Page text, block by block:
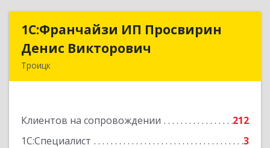
1C:Франчайзи ИП Просвирин
Денис Викторович
Троицк
Клиентов на сопровождении
212
1С:Специалист
3
1C:Франчайзи ИП Просвирин
Денис Викторович
Подробнее